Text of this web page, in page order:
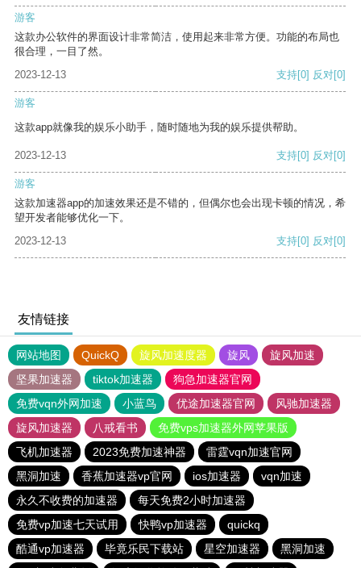
游客
这款办公软件的界面设计非常简洁，使用起来非常方便。功能的布局也
很合理，一目了然。
2023-12-13
支持[0] 反对[0]
游客
这款app就像我的娱乐小助手，随时随地为我的娱乐提供帮助。
2023-12-13 支持[0] 反对[0]
游客
这款加速器app的加速效果还是不错的，但偶尔也会出现卡顿的情况，希
望开发者能够优化一下。
2023-12-13
支持[0] 反对[0]
友情链接
网站地图 QuickQ 旋风加速度器 旋风
旋风加速
坚果加速器
tiktok加速器
狗急加速器官网
免费vqn外网加速
小蓝鸟 优途加速器官网
风驰加速器
旋风加速器
八戒看书
免费vps加速器外网苹果版
飞机加速器
2023免费加速神器
雷霆vqn加速官网
黑洞加速
香蕉加速器vp官网 ios加速器
vqn加速
永久不收费的加速器
每天免费2小时加速器
免费vp加速七天试用
快鸭vp加速器
quickq
酷通vp加速器
毕竟乐民下载站 星空加速器
黑洞加速